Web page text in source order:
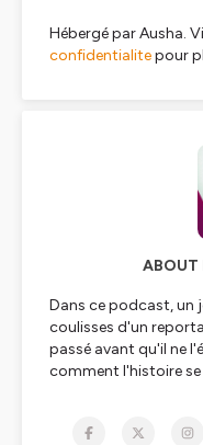
Hébergé par Ausha.
confidentialitepour
ABOUT
Dans ce podcast, un
coulisses d'un
passé avant qu'il ne
comment l'histoire
inattendus, vous